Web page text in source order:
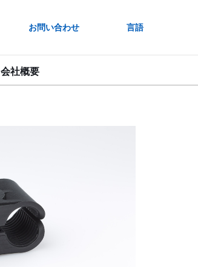
お問い合わせ 言語
会社概要